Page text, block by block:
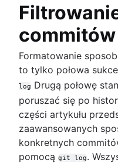
commitów
Formatowanie
to tylko połowa
log Drugą połowę
poruszać się po
części artykułu
zaawansowanych
konkretnych
pomocą git log.